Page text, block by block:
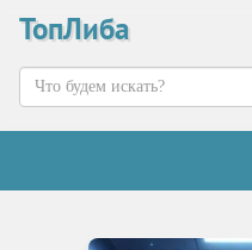
ТопЛиба